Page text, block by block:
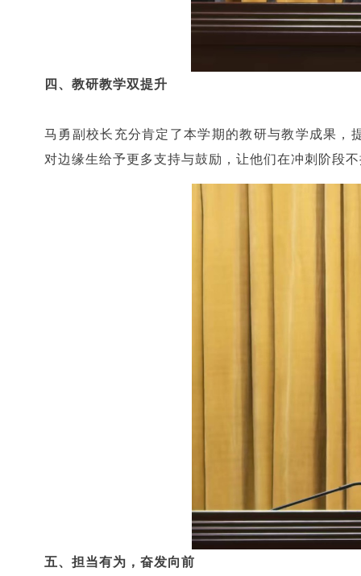
四、教研教学双提升
马勇副校长充分肯定了本学期的教研与教学成果
对边缘生给予更多支持与鼓励，让他们在冲刺阶段
五、担当有为，奋发向前